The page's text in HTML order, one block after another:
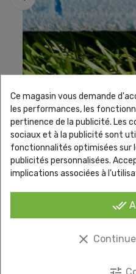
Accessoires de pose Gazon
Sous-couche mousse
gazon synthétique
En
Ce magasin vous demande
les performances, les
pertinence de la publicité. Les
sociaux et à la publicité sont
fonctionnalités optimisées sur
publicités personnalisées.
implications associées à
done_all
clear